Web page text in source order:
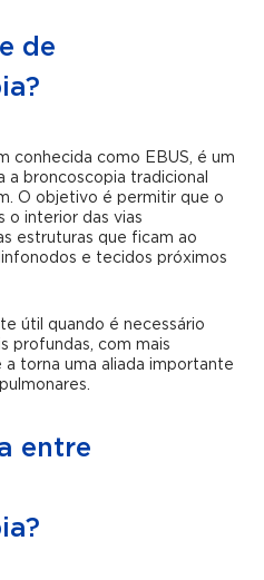
de
conhecida como EBUS, é um
a broncoscopia tradicional
O objetivo é permitir que o
o interior das vias
estruturas que ficam ao
e tecidos próximos
útil quando é necessário
profundas, com mais
a torna uma aliada importante
entre